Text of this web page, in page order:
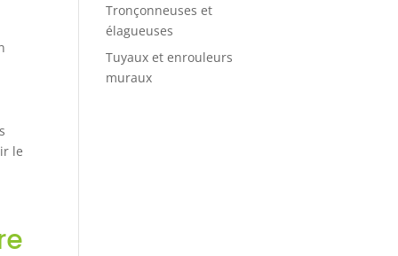
le
Tronçonneuses et
élagueuses
Tuyaux et enrouleurs
muraux